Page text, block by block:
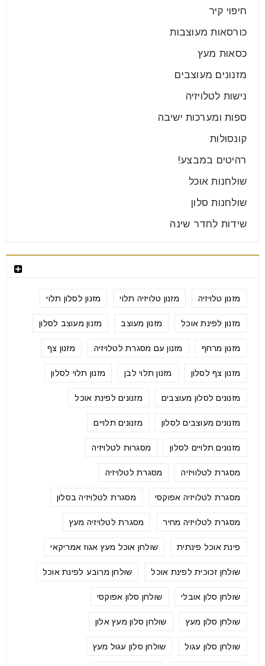
חיפוי קיר
כורסאות מעוצבות
כסאות מעץ
מזנונים מעוצבים
נישות לטלויזיה
ספות ומערכות ישיבה
קונסולות
רהיטים במבצע!
שולחנות אוכל
שולחנות סלון
שידות לחדר שינה
מזנון טלויזיה מזנון טלויזיה תלוי מזנון לסלון תלוי
מזנון לפינת אוכל מזנון מעוצב מזנון מעוצב לסלון
מזנון מרחף מזנון עם מסגרת לטלויזיה מזנון צף
מזנון צף לסלון מזנון תלוי לבן מזנון תלוי לסלון
מזנונים לסלון מעוצבים מזנונים לפינת אוכל
מזנונים מעוצבים לסלון מזנונים תלויים
מזנונים תלויים לסלון מסגרות לטלויזיה
מסגרת לטלוויזיה מסגרת לטלויזיה
מסגרת לטלויזיה אפוקסי מסגרת לטלויזיה בסלון
מסגרת לטלויזיה מחיר מסגרת לטלויזיה מעץ
פינת אוכל פינתית שולחן אוכל מעץ אגוז אמריקאי
שולחן זכוכית לפינת אוכל שולחן מרובע לפינת אוכל
שולחן סלון אובלי שולחן סלון אפוקסי
שולחן סלון מעץ שולחן סלון מעץ אלון
שולחן סלון עגול שולחן סלון עגול מעץ